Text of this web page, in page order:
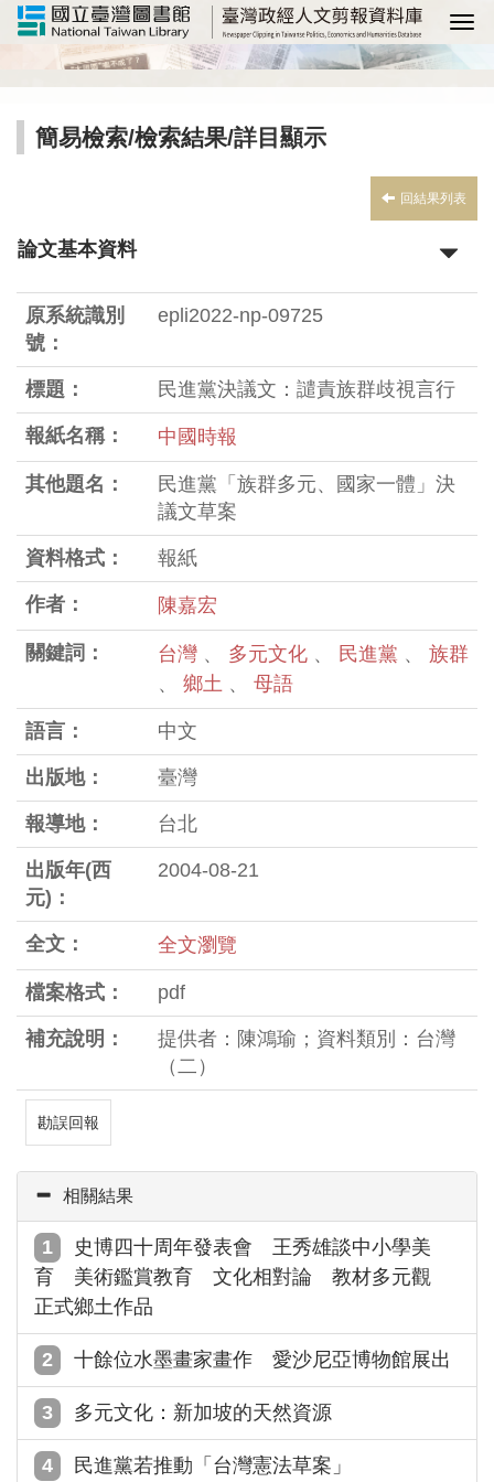
選
簡易檢索/檢索結果/詳目顯示
回結果列表
論文基本資料
原系統識別
號：
epli2022-np-09725
標題： 民進黨決議文：譴責族群歧視言行
報紙名稱： 中國時報
其他題名：
民進黨「族群多元、國家一體」決
議文草案
資料格式： 報紙
作者： 陳嘉宏
關鍵詞： 台灣 、 多元文化 、 民進黨 、 族群
、 鄉土 、 母語
語言： 中文
出版地： 臺灣
報導地： 台北
出版年(西
元)：
2004-08-21
全文： 全文瀏覽
檔案格式： pdf
補充說明：
提供者：陳鴻瑜；資料類別：台灣
（二）
勘誤回報
相關結果
史博四十周年發表會 王秀雄談中小學美
育 美術鑑賞教育 文化相對論 教材多元觀
正式鄉土作品
十餘位水墨畫家畫作 愛沙尼亞博物館展出
多元文化：新加坡的天然資源
民進黨若推動「台灣憲法草案」